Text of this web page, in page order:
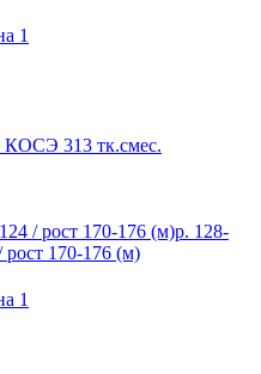
313 тк.смес.
/ рост 170-176 (м)р. 128-
рост 170-176 (м)